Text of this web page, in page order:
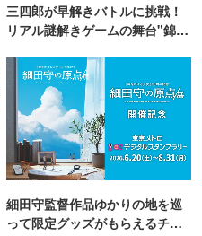
三四郎が早解きバトルに挑戦！
リアル謎解きゲームの舞台"錦糸
細田守監督作品ゆかりの地を巡
って限定グッズがもらえるチャ